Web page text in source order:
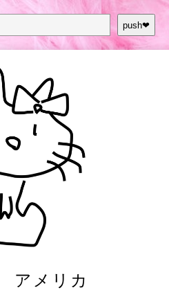
push❤︎
アメリカ